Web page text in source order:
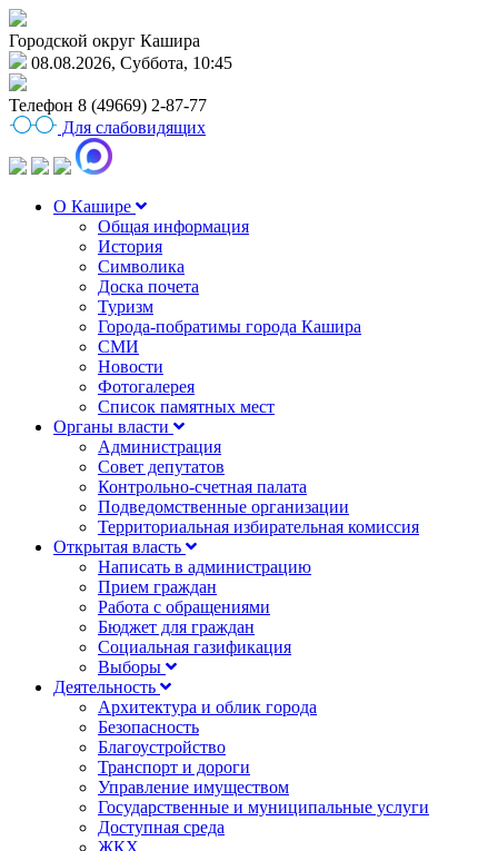
Городской округ Кашира
08.08.2026, Суббота, 10:45
Телефон 8 (49669) 2-87-77
Для слабовидящих
О Кашире
Общая информация
История
Символика
Доска почета
Туризм
Города-побратимы города Кашира
СМИ
Новости
Фотогалерея
Список памятных мест
Органы власти
Администрация
Совет депутатов
Контрольно-счетная палата
Подведомственные организации
Территориальная избирательная комиссия
Открытая власть
Написать в администрацию
Прием граждан
Работа с обращениями
Бюджет для граждан
Социальная газификация
Выборы
Деятельность
Архитектура и облик города
Безопасность
Благоустройство
Транспорт и дороги
Управление имуществом
Государственные и муниципальные услуги
Доступная среда
ЖКХ